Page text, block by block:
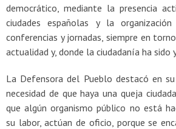
democrático, mediante la presencia
ciudades españolas y la
conferencias y jornadas, siempre en
actualidad y, donde la ciudadanía ha sido
La Defensora del Pueblo destacó en su
necesidad de que haya una queja
que algún organismo público no está
su labor, actúan de oficio, porque se